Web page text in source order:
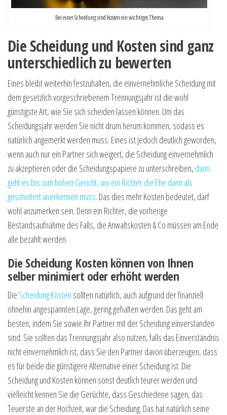
Bei einer Scheidung sind Kosten ein wichtiges Thema
Die Scheidung und Kosten sind ganz
unterschiedlich zu bewerten
Eines bleibt weiterhin festzuhalten, die einvernehmliche Scheidung mit
dem gesetzlich vorgeschriebenem Trennungsjahr ist die wohl
günstigste Art, wie Sie sich scheiden lassen können. Um das
Scheidungsjahr werden Sie nicht drum herum kommen, sodass es
natürlich angemerkt werden muss. Eines ist jedoch deutlich geworden,
wenn auch nur ein Partner sich weigert, die Scheidung einvernehmlich
zu akzeptieren oder die Scheidungspapiere zu unterschreiben, dann
geht es bis zum hohen Gericht, wo ein Richter die Ehe dann als
gescheitert anerkennen muss. Das dies mehr Kosten bedeutet, darf
wohl anzumerken sein. Denn ein Richter, die vorherige
Bestandsaufnahme des Falls, die Anwaltskosten & Co müssen am Ende
alle bezahlt werden.
Die Scheidung Kosten können von Ihnen
selber minimiert oder erhöht werden
Die Scheidung Kosten sollten natürlich, auch aufgrund der finanziell
ohnehin angespannten Lage, gering gehalten werden. Das geht am
besten, indem Sie sowie Ihr Partner mit der Scheidung einverstanden
sind. Sie sollten das Trennungsjahr also nutzen, falls das Einverständnis
nicht einvernehmlich ist, dass Sie den Partner davon überzeugen, dass
es für beide die günstigere Alternative einer Scheidung ist. Die
Scheidung und Kosten können sonst deutlich teurer werden und
vielleicht kennen Sie die Gerüchte, dass Geschiedene sagen, das
Teuerste an der Hochzeit, war die Scheidung. Das hat natürlich seine